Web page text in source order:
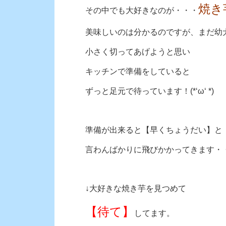
その中でも大好きなのが・・・焼き
美味しいのは分かるのですが、 まだ幼
小さく切ってあげようと思い
キッチンで準備をしていると
ずっと足元で待っています！(*‘ω‘ *)
準備が出来ると【早くちょうだい】と
言わんばかりに飛びかかってきます・
↓大好きな焼き芋を見つめて
【待て】 してます。